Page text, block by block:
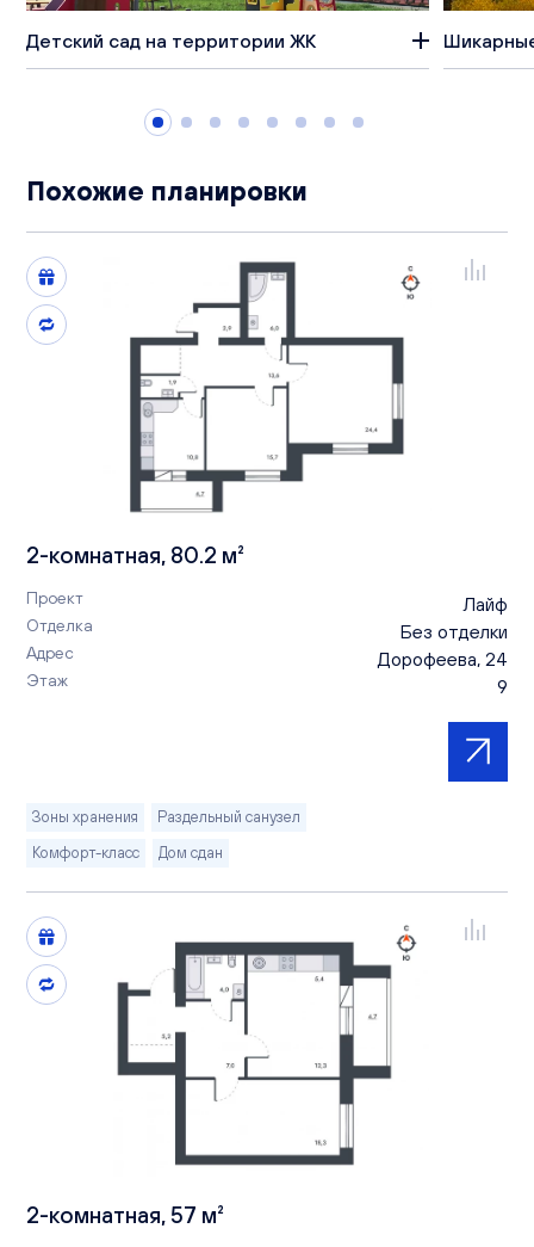
Детский сад на территории ЖК
Похожие планировки
2-комнатная, 80.2 м²
Проект Лайф
Отделка Без отделки
Адрес Дорофеева, 24
Этаж 9
Зоны хранения
Раздельный санузел
Комфорт-класс
Дом сдан
2-комнатная, 57 м²